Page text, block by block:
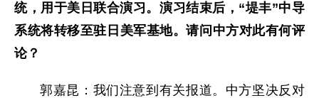
统，用于美日联合演习。演习结束后，“堤丰”中导
系统将转移至驻日美军基地。请问中方对此有何评
论？
郭嘉昆：我们注意到有关报道。中方坚决反对